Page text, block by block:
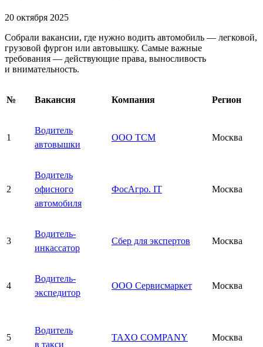
20 октября 2025
Собрали вакансии, где нужно водить автомобиль — легковой,
грузовой фургон или автовышку. Самые важные
требования — действующие права, выносливость
и внимательность.
№ Вакансия Компания Регион
1
Водитель
автовышки
ООО ТСМ Москва
2
Водитель
офисного
автомобиля
ФосАгро. IT Москва
3
Водитель-
инкассатор
Сбер для экспертов Москва
4
Водитель-
экспедитор
ООО Сервисмаркет Москва
5
Водитель
в такси
TAXO COMPANY Москва